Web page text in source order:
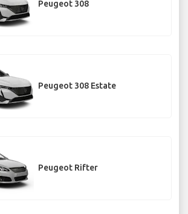
Peugeot 308
Peugeot 308 Estate
Peugeot Rifter